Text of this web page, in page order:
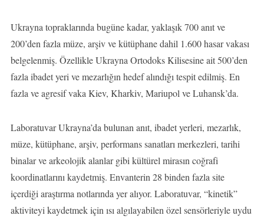
Ukrayna topraklarında bugüne kadar, yaklaşık 700 anıt ve
200’den fazla müze, arşiv ve kütüphane dahil 1.600 hasar vakası
belgelenmiş. Özellikle Ukrayna Ortodoks Kilisesine ait 500’den
fazla ibadet yeri ve mezarlığın hedef alındığı tespit edilmiş. En
fazla ve agresif vaka Kiev, Kharkiv, Mariupol ve Luhansk’da.
Laboratuvar Ukrayna’da bulunan anıt, ibadet yerleri, mezarlık,
müze, kütüphane, arşiv, performans sanatları merkezleri, tarihi
binalar ve arkeolojik alanlar gibi kültürel mirasın coğrafi
koordinatlarını kaydetmiş. Envanterin 28 binden fazla site
içerdiği araştırma notlarında yer alıyor. Laboratuvar, “kinetik”
aktiviteyi kaydetmek için ısı algılayabilen özel sensörleriyle uydu